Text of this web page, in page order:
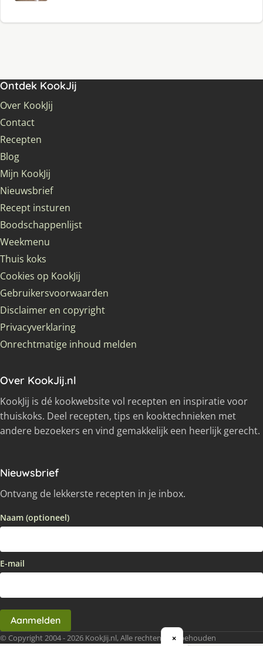
Ontdek KookJij
Over KookJij
Contact
Recepten
Blog
Mijn KookJij
Nieuwsbrief
Recept insturen
Boodschappenlijst
Weekmenu
Thuis koks
Cookies op KookJij
Gebruikersvoorwaarden
Disclaimer en copyright
Privacyverklaring
Onrechtmatige inhoud melden
Over KookJij.nl
KookJij is dé kookwebsite vol recepten en inspiratie voor
thuiskoks. Deel recepten, tips en kooktechnieken met
andere bezoekers en vind gemakkelijk een heerlijk gerecht.
Nieuwsbrief
Ontvang de lekkerste recepten in je inbox.
Naam (optioneel)
E-mail
Aanmelden
© Copyright 2004 - 2026 KookJij.nl, Alle rechten voorbehouden
×